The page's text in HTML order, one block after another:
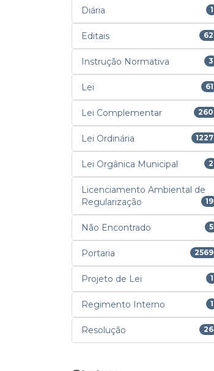
Diária 1
Editais 62
Instrução Normativa 3
Lei 61
Lei Complementar 260
Lei Ordinária 1227
Lei Orgânica Municipal 2
Licenciamento Ambiental de
Regularização
19
Não Encontrado 5
Portaria 2569
Projeto de Lei 1
Regimento Interno 1
Resolução 26